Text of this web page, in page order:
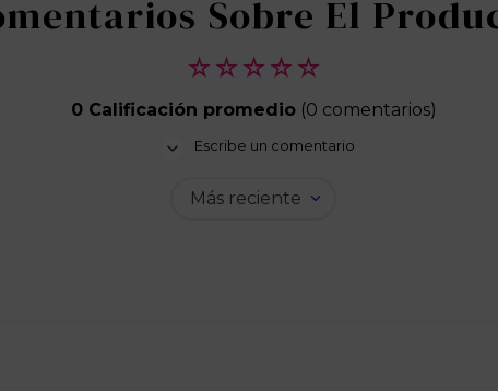
☆ ☆ ☆ ☆ ☆
0 Calificación promedio (0 comentarios)
Escribe un comentario
Más reciente